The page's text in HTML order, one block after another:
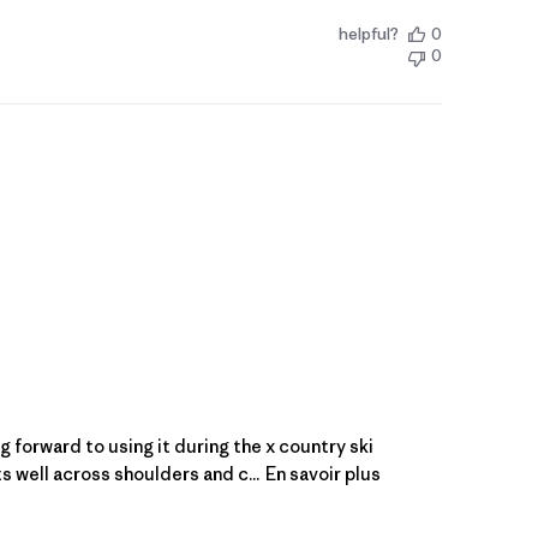
helpful?
0
0
forward to using it during the x country ski
well across shoulders and c... En savoir plus